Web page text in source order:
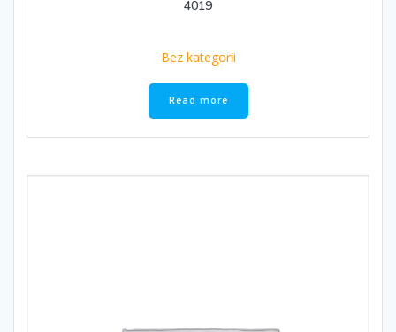
4019
Bez kategorii
Read more